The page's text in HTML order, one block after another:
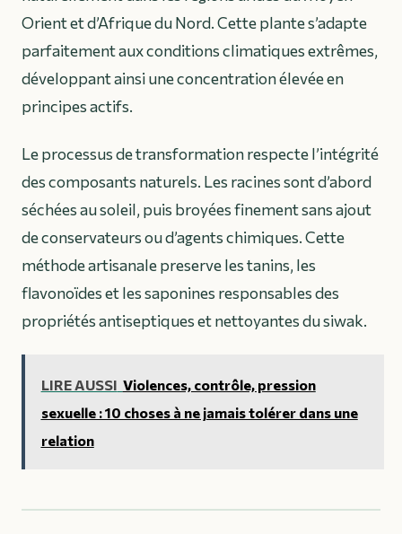
Orient et d’Afrique du Nord. Cette plante s’adapte
parfaitement aux conditions climatiques extrêmes,
développant ainsi une concentration élevée en
principes actifs.
Le processus de transformation respecte l’intégrité
des composants naturels. Les racines sont d’abord
séchées au soleil, puis broyées finement sans ajout
de conservateurs ou d’agents chimiques. Cette
méthode artisanale preserve lestanins, les
flavonoïdeset lessaponinesresponsables des
propriétés antiseptiques et nettoyantes du siwak.
LIRE AUSSI Violences, contrôle, pression
sexuelle : 10 choses à ne jamais tolérer dans une
relation